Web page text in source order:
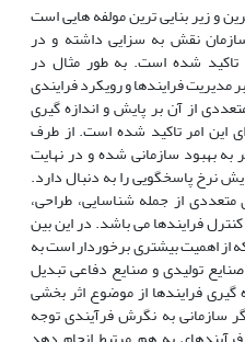
و زیر بنایی ترین مولفه هایی است
نقش به سزایی داشته و در
تاکید شده است. به طور مثال در
استاندارد مدیریت کیفیت ISO 9001 بر مدیریت فرایندها و رویکرد فرایندی
از آن بر پایش و اندازه گیری
این امر تاکید شده است. از طرف
بهبود سازمانی شده و در نهایت
نرخ پاسخگویی را به دنبال دارد.
از جمله شناسایی، طراحی،
فرایندها می باشد. در این بین
از اهمیت بیشتری برخوردار است به
تولیدی و صنایع دفاعی تبدیل
فرایندها از موضوع اثر بخشی
سازمانی به نگرش فرآیندی توجه